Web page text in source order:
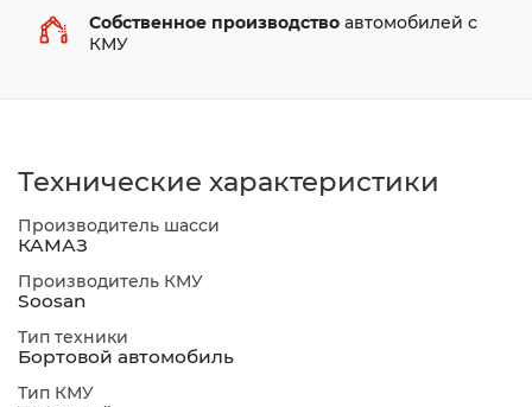
Собственное производство автомобилей с
КМУ
Технические характеристики
Производитель шасси
КАМАЗ
Производитель КМУ
Soosan
Тип техники
Бортовой автомобиль
Тип КМУ